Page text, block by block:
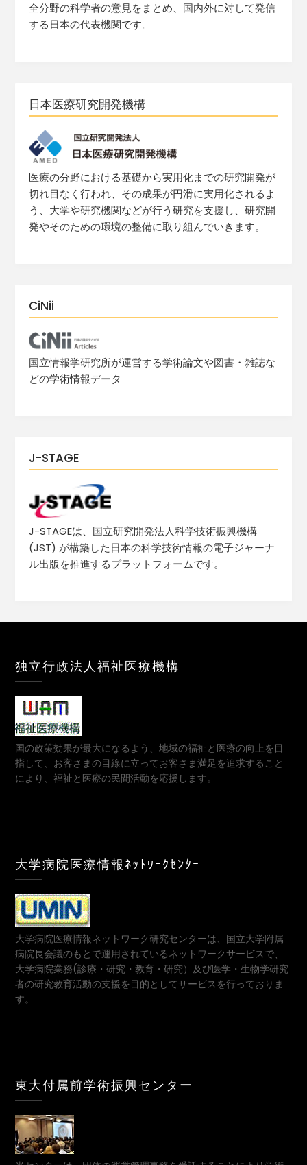
全分野の科学者の意見をまとめ、国内外に対して発信
する日本の代表機関です。
日本医療研究開発機構
医療の分野における基礎から実用化までの研究開発が
切れ目なく行われ、その成果が円滑に実用化されるよ
う、大学や研究機関などが行う研究を支援し、研究開
発やそのための環境の整備に取り組んでいきます。
CiNii
国立情報学研究所が運営する学術論文や図書・雑誌な
どの学術情報データ
J-STAGE
J-STAGEは、国立研究開発法人科学技術振興機構
(JST) が構築した日本の科学技術情報の電子ジャーナ
ル出版を推進するプラットフォームです。
独立行政法人福祉医療機構
国の政策効果が最大になるよう、地域の福祉と医療の向上を目
指して、お客さまの目線に立ってお客さま満足を追求すること
により、福祉と医療の民間活動を応援します。
大学病院医療情報ﾈｯﾄﾜｰｸｾﾝﾀｰ
大学病院医療情報ネットワーク研究センターは、国立大学附属
病院長会議のもとで運用されているネットワークサービスで、
大学病院業務(診療・研究・教育・研究）及び医学・生物学研究
者の研究教育活動の支援を目的としてサービスを行っておりま
す。
東大付属前学術振興センター